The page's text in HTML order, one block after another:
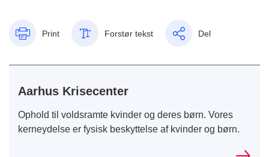
Print Forstør tekst Del
Aarhus Krisecenter
Ophold til voldsramte kvinder og deres børn. Vores
kerneydelse er fysisk beskyttelse af kvinder og børn.